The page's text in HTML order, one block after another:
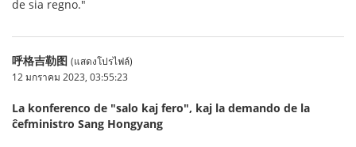
de sia regno."
呼格吉勒图 (แสดงโปรไฟล์)
12 มกราคม 2023, 03:55:23
La konferenco de "salo kaj fero", kaj la demando de la
ĉefministro Sang Hongyang